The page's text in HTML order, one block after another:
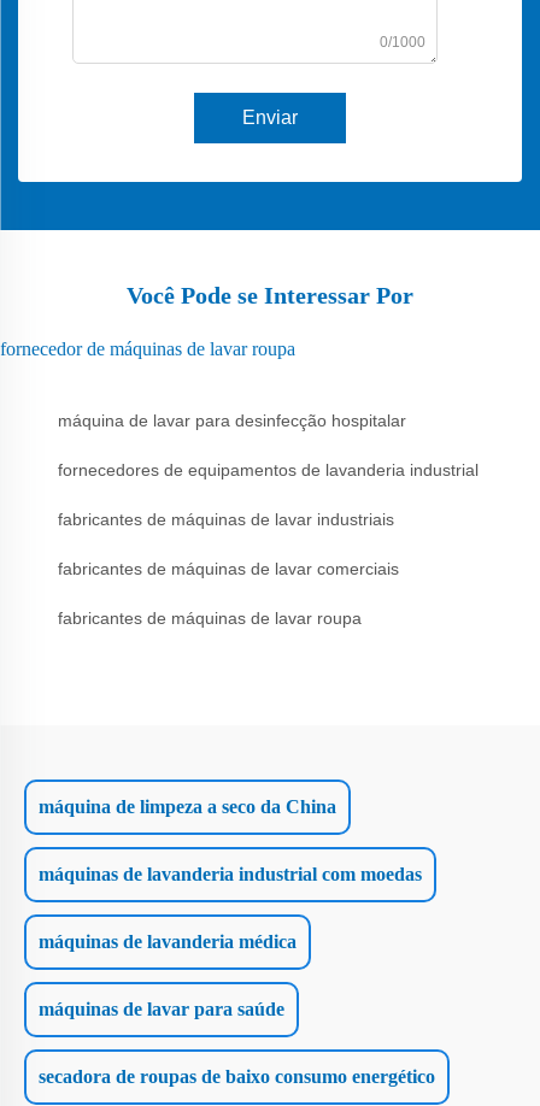
0/1000
Enviar
Você Pode se Interessar Por
fornecedor de máquinas de lavar roupa
máquina de lavar para desinfecção hospitalar
fornecedores de equipamentos de lavanderia industrial
fabricantes de máquinas de lavar industriais
fabricantes de máquinas de lavar comerciais
fabricantes de máquinas de lavar roupa
máquina de limpeza a seco da China
máquinas de lavanderia industrial com moedas
máquinas de lavanderia médica
máquinas de lavar para saúde
secadora de roupas de baixo consumo energético